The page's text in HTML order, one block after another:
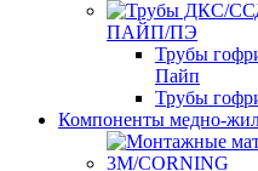
ПАЙП/ПЭ
Трубы
Пайп
Трубы
Компоненты медно-